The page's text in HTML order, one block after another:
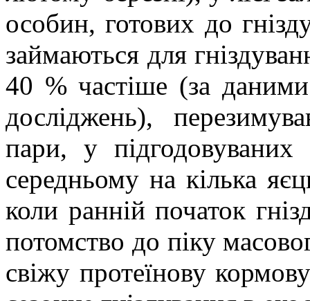
особин, готових до
займаються для
40 % частіше (за даними
досліджень),
пари, у
середньому на кілька
коли ранній початок
потомство до піку
свіжу протеїнову